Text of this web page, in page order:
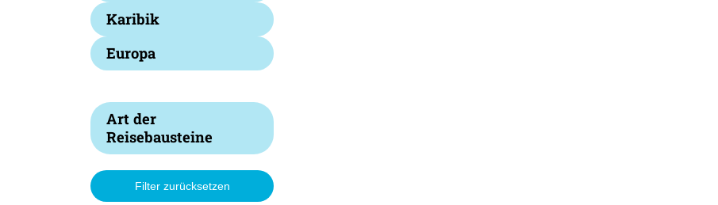
Karibik
Europa
Art der
Reisebausteine
Filter zurücksetzen